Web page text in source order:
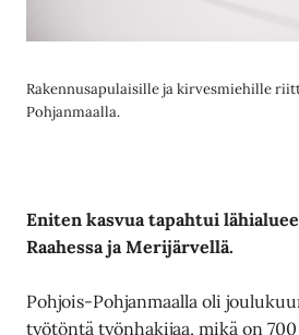
Rakennusapulaisille ja kirvesmiehille
Pohjanmaalla.
Eniten kasvua tapahtui
Raahessa ja Merijärvellä.
Pohjois-Pohjanmaalla oli
työtöntä työnhakijaa, mikä on